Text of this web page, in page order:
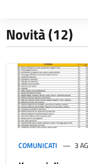
Novità (12)
COMUNICATI 3